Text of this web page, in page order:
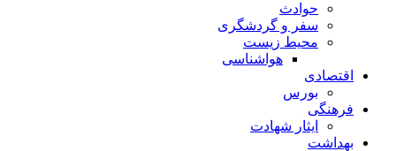
حوادث
سفر و گردشگری
محیط زیست
هواشناسی
اقتصادی
بورس
فرهنگی
ایثار شهادت
بهداشت